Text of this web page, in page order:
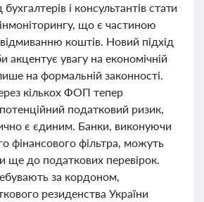
і консультантів стати
що є частиною
коштів. Новий підхід
акцентує увагу на економічній
на формальній законності.
кількох ФОП тепер
податковий ризик,
є єдиним. Банки, виконуючи
фінансового фільтра, можуть
ще до податкових перевірок.
за кордоном,
резиденства України